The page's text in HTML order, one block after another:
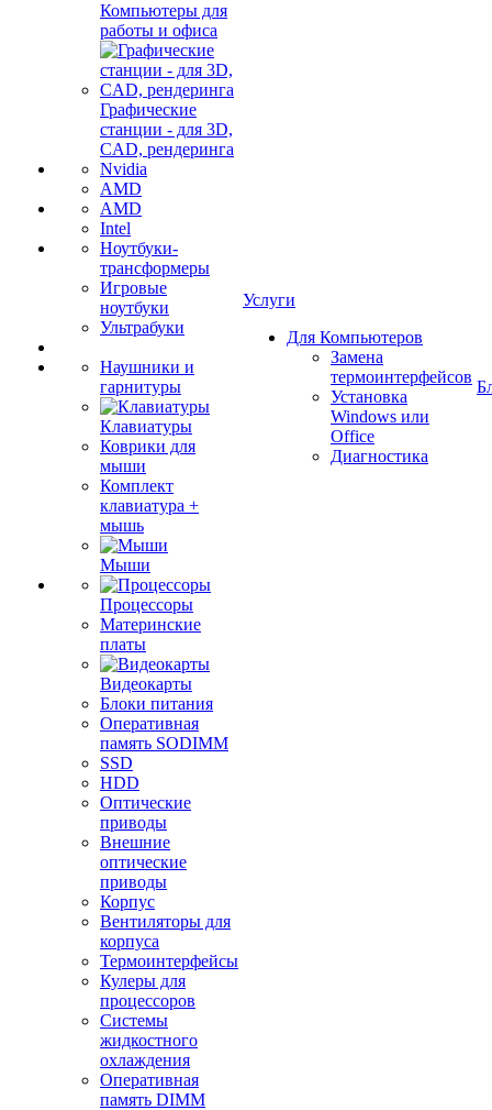
Компьютеры для
работы и офиса
Графические
станции - для 3D,
CAD, рендеринга
Nvidia
AMD
AMD
Intel
Ноутбуки-
трансформеры
Игровые
ноутбуки
Ультрабуки
Наушники и
гарнитуры
Клавиатуры
Коврики для
мыши
Комплект
клавиатура +
мышь
Мыши
Процессоры
Материнские
платы
Видеокарты
Блоки питания
Оперативная
память SODIMM
SSD
HDD
Оптические
приводы
Внешние
оптические
приводы
Корпус
Вентиляторы для
корпуса
Термоинтерфейсы
Кулеры для
процессоров
Системы
жидкостного
охлаждения
Оперативная
память DIMM
Услуги
Для Компьютеров
Замена
термоинтерфейсов
Установка
Windows или
Office
Диагностика